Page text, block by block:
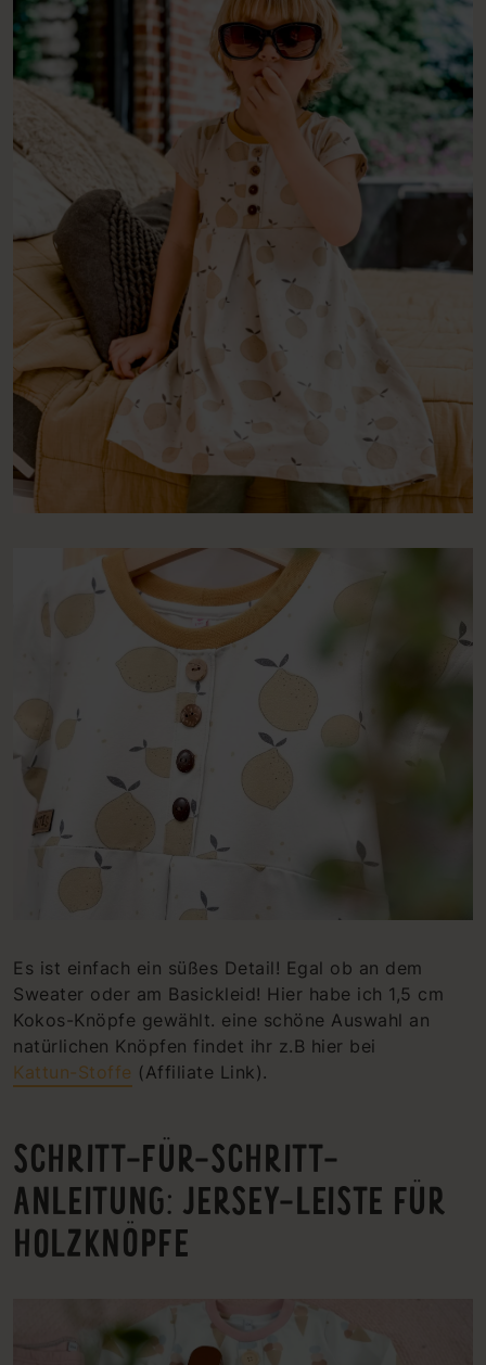
Es ist einfach ein süßes Detail! Egal ob an dem
Sweater oder am Basickleid! Hier habe ich 1,5 cm
Kokos-Knöpfe gewählt. eine schöne Auswahl an
natürlichen Knöpfen findet ihr z.B hier bei
Kattun-Stoffe (Affiliate Link).
SCHRITT-FÜR-SCHRITT-
ANLEITUNG: JERSEY-LEISTE FÜR
HOLZKNÖPFE